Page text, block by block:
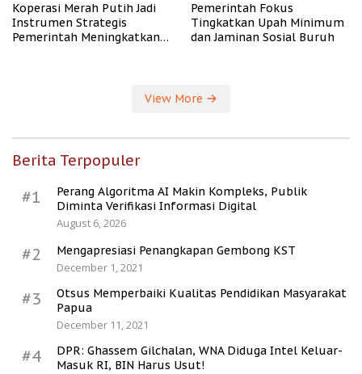
Koperasi Merah Putih Jadi
Instrumen Strategis
Pemerintah Meningkatkan
Pemerintah Fokus
Tingkatkan Upah Minimum
dan Jaminan Sosial Buruh
View More
Berita Terpopuler
#1
Perang Algoritma AI Makin Kompleks, Publik
Diminta Verifikasi Informasi Digital
August 6, 2026
#2
Mengapresiasi Penangkapan Gembong KST
December 1, 2021
#3
Otsus Memperbaiki Kualitas Pendidikan Masyarakat
Papua
December 11, 2021
#4
DPR: Ghassem Gilchalan, WNA Diduga Intel Keluar-
Masuk RI, BIN Harus Usut!